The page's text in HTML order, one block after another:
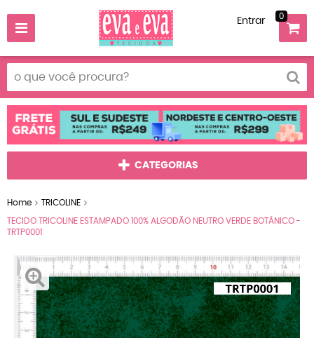
Entrar 0
CATEGORIAS
Home TRICOLINE
TECIDO TRICOLINE ESTAMPADO 100% ALGODÃO NEUTRO VERDE BOTÂNICO -
TRTP0001